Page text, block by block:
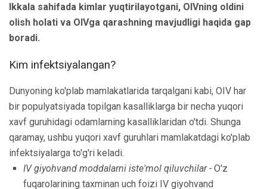
Ikkala sahifada kimlar yuqtirilayotgani, OIVning oldini
olish holati va OIVga qarashning mavjudligi haqida gap
boradi.
Kim infektsiyalangan?
Dunyoning ko'plab mamlakatlarida tarqalgani kabi, OIV har
bir populyatsiyada topilgan kasalliklarga bir necha yuqori
xavf guruhidagi odamlarning kasalliklaridan o'tdi. Shunga
qaramay, ushbu yuqori xavf guruhlari mamlakatdagi ko'plab
infektsiyalarga to'g'ri keladi.
IV giyohvand moddalarni iste'mol qiluvchilar - O'z
fuqarolarining taxminan uch foizi IV giyohvand